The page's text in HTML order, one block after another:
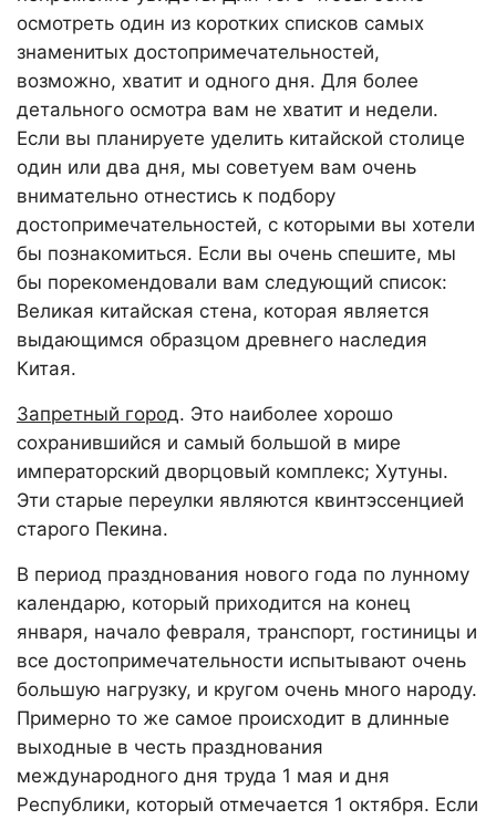
осмотреть один из коротких списков самых
знаменитых достопримечательностей,
возможно, хватит и одного дня. Для более
детального осмотра вам не хватит и недели.
Если вы планируете уделить китайской столице
один или два дня, мы советуем вам очень
внимательно отнестись к подбору
достопримечательностей, с которыми вы хотели
бы познакомиться. Если вы очень спешите, мы
бы порекомендовали вам следующий список:
Великая китайская стена, которая является
выдающимся образцом древнего наследия
Китая.
Запретный город. Это наиболее хорошо
сохранившийся и самый большой в мире
императорский дворцовый комплекс; Хутуны.
Эти старые переулки являются квинтэссенцией
старого Пекина.
В период празднования нового года по лунному
календарю, который приходится на конец
января, начало февраля, транспорт, гостиницы и
все достопримечательности испытывают очень
большую нагрузку, и кругом очень много народу.
Примерно то же самое происходит в длинные
выходные в честь празднования
международного дня труда 1 мая и дня
Республики, который отмечается 1 октября. Если